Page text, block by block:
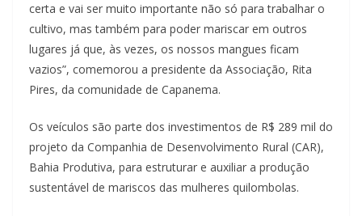
certa e vai ser muito importante não só para trabalhar o
cultivo, mas também para poder mariscar em outros
lugares já que, às vezes, os nossos mangues ficam
vazios”, comemorou a presidente da Associação, Rita
Pires, da comunidade de Capanema.
Os veículos são parte dos investimentos de R$ 289 mil do
projeto da Companhia de Desenvolvimento Rural (CAR),
Bahia Produtiva, para estruturar e auxiliar a produção
sustentável de mariscos das mulheres quilombolas.